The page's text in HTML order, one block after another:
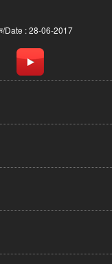
Date : 28-06-2017